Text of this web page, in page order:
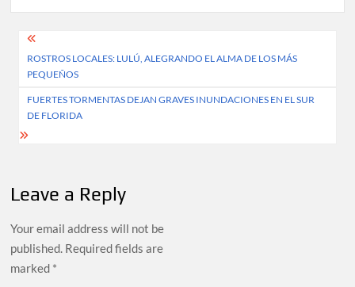
Post
navigation
ROSTROS LOCALES: LULÚ, ALEGRANDO EL ALMA DE LOS MÁS
PEQUEÑOS
FUERTES TORMENTAS DEJAN GRAVES INUNDACIONES EN EL SUR
DE FLORIDA
Leave a Reply
Your email address will not be
published. Required fields are
marked *